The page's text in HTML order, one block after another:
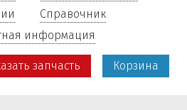
Справочник
информация
запчасть Корзина